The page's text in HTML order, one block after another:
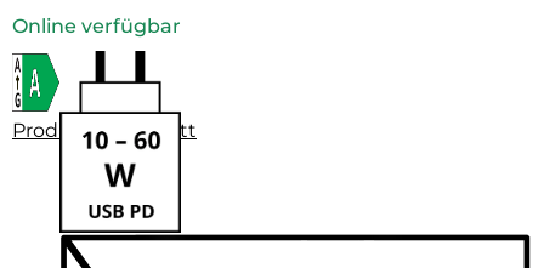
Online verfügbar
Produktdatenblatt